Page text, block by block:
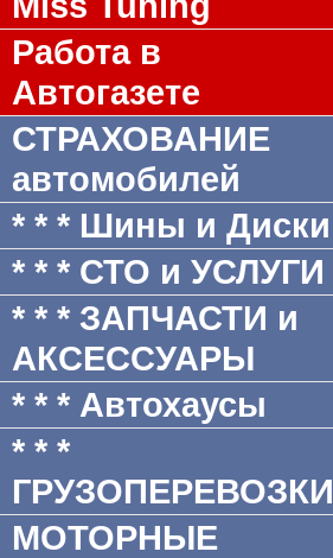
Работа в
Автогазете
СТРАХОВАНИЕ
автомобилей
* * * Шины и Диски
* * * СТО и УСЛУГИ
* * * ЗАПЧАСТИ и
АКСЕССУАРЫ
* * * Автохаусы
* * *
ГРУЗОПЕРЕВОЗКИ
МОТОРНЫЕ